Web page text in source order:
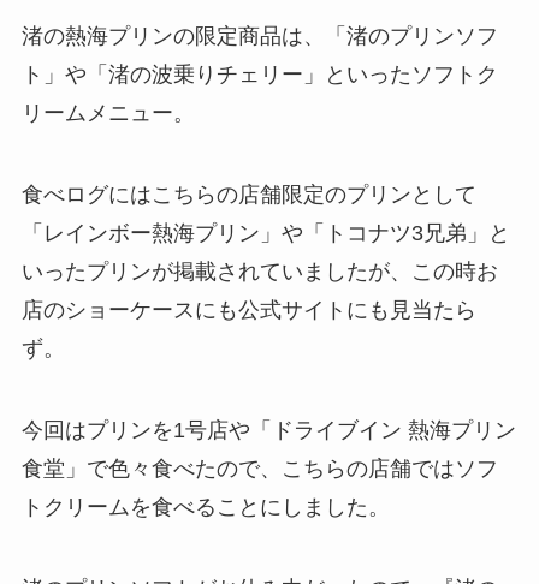
渚の熱海プリンの限定商品は、「渚のプリンソフ
ト」や「渚の波乗りチェリー」といったソフトク
リームメニュー。
食べログにはこちらの店舗限定のプリンとして
「レインボー熱海プリン」や「トコナツ3兄弟」と
いったプリンが掲載されていましたが、この時お
店のショーケースにも公式サイトにも見当たら
ず。
今回はプリンを1号店や「ドライブイン 熱海プリン
食堂」で色々食べたので、こちらの店舗ではソフ
トクリームを食べることにしました。